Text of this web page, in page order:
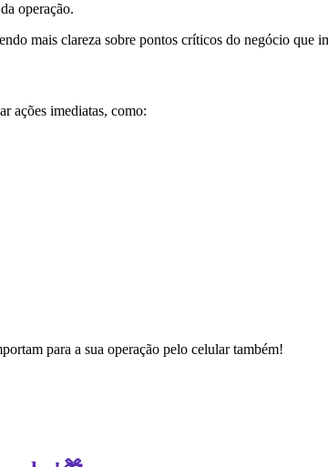
operação.
mais clareza sobre pontos críticos do negócio que
ações imediatas, como:
para a sua operação pelo celular também!